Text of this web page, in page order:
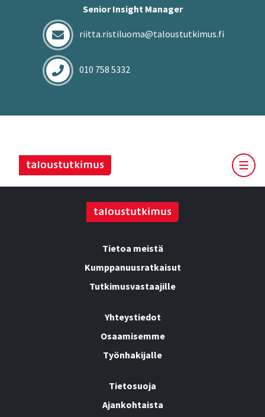
Senior Insight Manager
riitta.ristiluoma@taloustutkimus.fi
010 758 5332
Tietoa meistä
Kumppanuusratkaisut
Tutkimusvastaajille
Yhteystiedot
Osaamisemme
Työnhakijalle
Tietosuoja
Ajankohtaista